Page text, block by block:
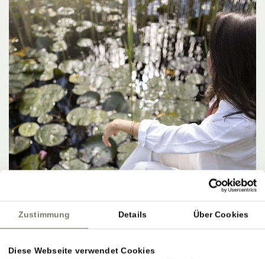
Zustimmung Details Über Cookies
Diese Webseite verwendet Cookies